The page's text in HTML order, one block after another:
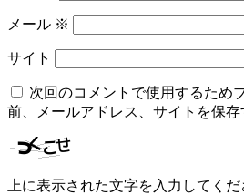
メール ※
サイト
次回のコメントで使用するため
前、メールアドレス、サイトを保存
上に表示された文字を入力してくだ